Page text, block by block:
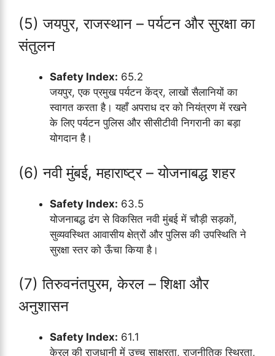
(5) जयपुर, राजस्थान – पर्यटन और सुरक्षा का
संतुलन
Safety Index: 65.2
जयपुर, एक प्रमुख पर्यटन केंद्र, लाखों सैलानियों का
स्वागत करता है। यहाँ अपराध दर को नियंत्रण में रखने
के लिए पर्यटन पुलिस और सीसीटीवी निगरानी का बड़ा
योगदान है।
(6) नवी मुंबई, महाराष्ट्र – योजनाबद्ध शहर
Safety Index: 63.5
योजनाबद्ध ढंग से विकसित नवी मुंबई में चौड़ी सड़कों,
सुव्यवस्थित आवासीय क्षेत्रों और पुलिस की उपस्थिति ने
सुरक्षा स्तर को ऊँचा किया है।
(7) तिरुवनंतपुरम, केरल – शिक्षा और
अनुशासन
Safety Index: 61.1
केरल की राजधानी में उच्च साक्षरता, राजनीतिक स्थिरता,